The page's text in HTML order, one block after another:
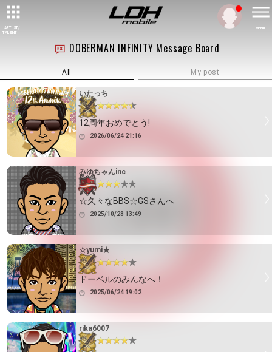
ARTIST/
TALENT
MENU
DOBERMAN INFINITY Message Board
All My post
いたっち
12周年おめでとう!
2026/06/24 21:16
みゆちゃんinc
☆久々なBBS☆GSさんへ
2025/10/28 13:49
☆yumi★
ドーベルのみんなへ！
2025/06/24 19:02
rika6007